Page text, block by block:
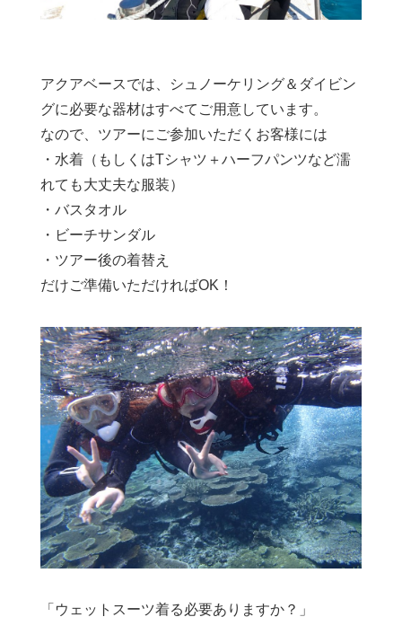
アクアベースでは、シュノーケリング＆ダイビン
グに必要な器材はすべてご用意しています。
なので、ツアーにご参加いただくお客様には
・水着（もしくはTシャツ＋ハーフパンツなど濡
れても大丈夫な服装）
・バスタオル
・ビーチサンダル
・ツアー後の着替え
だけご準備いただければOK！
「ウェットスーツ着る必要ありますか？」